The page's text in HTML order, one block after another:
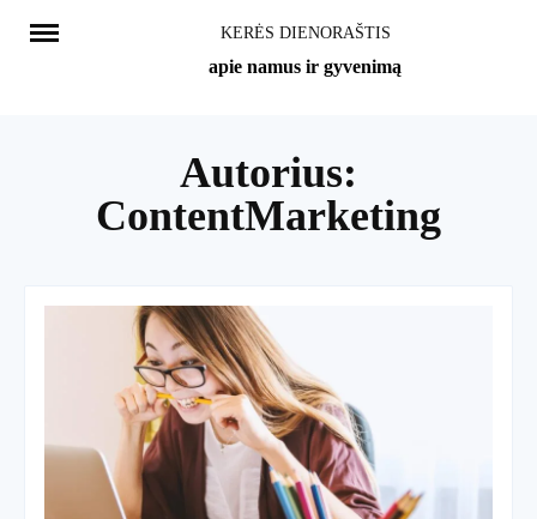
KERĖS DIENORAŠTIS
apie namus ir gyvenimą
Autorius:
ContentMarketing